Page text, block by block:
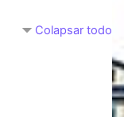
Colapsar todo